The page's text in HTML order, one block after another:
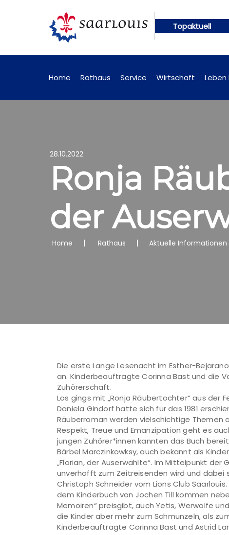
Topaktuell
künftig online abrufbar Öffentliche
Home Rathaus Service Wirtschaft Leben
28.10.2022
Ronja
der
Home Rathaus Aktuelle Informationen
Die erste Lange Lesenacht im Esther-
an. Kinderbeauftragte Corinna Bast und die
Zuhörerschaft.
Los gings mit „Ronja Räubertochter“ aus der
Daniela Gindorf hatte sich für das 1981
Räuberroman werden vielschichtige Themen
Respekt, Treue und Emanzipation geht es
jungen Zuhörer*innen kannten das Buch
Bärbel Marczinkowksy, auch bekannt als
„Florian, der Auserwählte“. Im Mittelpunkt
unverhofft zum Zeitreisenden wird und
Christoph Schneider vom Lions Club
dem Kinderbuch von Jochen Till kommen
Memoiren“ preisgibt, auch Yetis, Werwölfe
die Kinder aber mehr zum Schmunzeln, als
Kinderbeauftragte Corinna Bast und Astrid